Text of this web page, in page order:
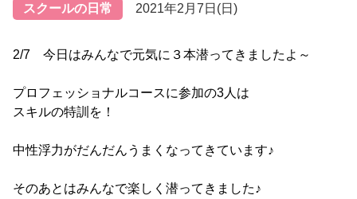
スクールの日常 2021年2月7日(日)
2/7 今日はみんなで元気に３本潜ってきましたよ～
プロフェッショナルコースに参加の3人は
スキルの特訓を！
中性浮力がだんだんうまくなってきています♪
そのあとはみんなで楽しく潜ってきました♪